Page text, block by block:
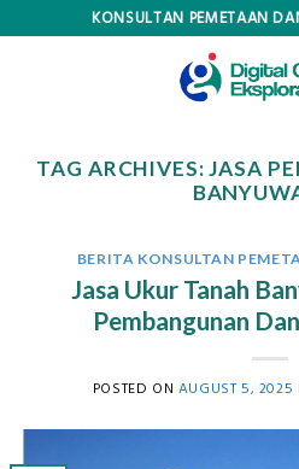
KONSULTAN PEMETAAN
TAG ARCHIVES:JASA
BERITA KONSULTAN
Jasa Ukur Tanah
Pembangunan
POSTED ON AUGUST 5, 2025